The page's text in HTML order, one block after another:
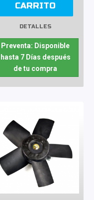
CARRITO
DETALLES
Preventa: Disponible
hasta 7 Días después
de tu compra